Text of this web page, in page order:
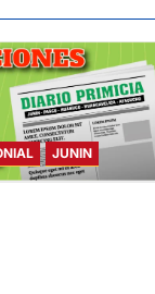
JUNIN